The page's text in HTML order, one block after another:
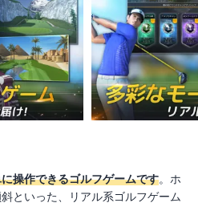
操作できるゴルフゲームです。ホ
といった、リアル系ゴルフゲーム